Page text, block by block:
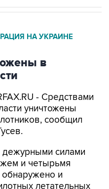
НА УКРАИНЕ
в
- Средствами
уничтожены
сообщил
силами
и четырьмя
и
летательных